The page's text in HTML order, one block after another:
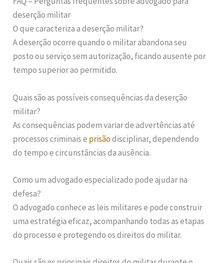
deserção militar
O que caracteriza a deserção militar?
A deserção ocorre quando o militar abandona seu
posto ou serviço sem autorização, ficando ausente por
tempo superior ao permitido.
Quais são as possíveis consequências da deserção
militar?
As consequências podem variar de advertências até
processos criminais e prisãodisciplinar, dependendo
do tempo e circunstâncias da ausência.
Como um advogado especializado pode ajudar na
defesa?
O advogado conhece as leis militares e pode construir
uma estratégia eficaz, acompanhando todas as etapas
do processo e protegendo os direitos do militar.